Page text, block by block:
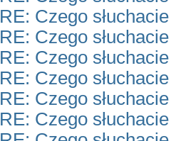
RE: Czego
RE: Czego
RE: Czego
RE: Czego
RE: Czego
RE: Czego